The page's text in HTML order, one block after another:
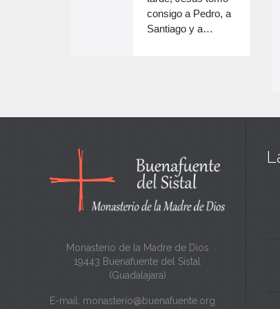
volumen.
consigo a Pedro, a
Santiago y a…
Monasterio de la Madre de Dios
19443 Buenafuente del Sistal
(Guadalajara)
E-mail: monasterio@buenafuente.org